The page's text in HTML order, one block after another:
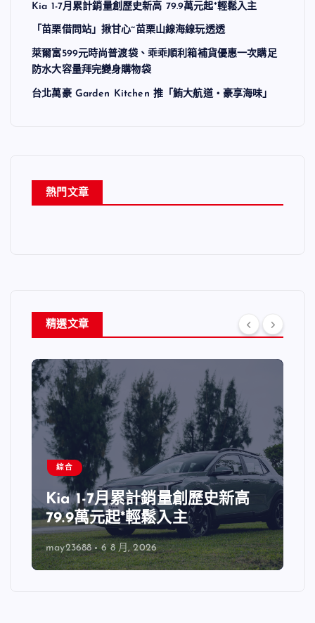
Kia 1-7月累計銷量創歷史新高 79.9萬元起*輕鬆入主
「苗栗借問站」揪甘心~苗栗山線海線玩透透
萊爾富599元時尚普渡袋、乖乖順利箱補貨優惠一次購足
防水大容量拜完變身購物袋
台北萬豪 Garden Kitchen 推「鮪大航道・豪享海味」
熱門文章
精選文章
綜合
Kia 1-7月累計銷量創歷史新高
79.9萬元起*輕鬆入主
may23688 6 8 月, 2026